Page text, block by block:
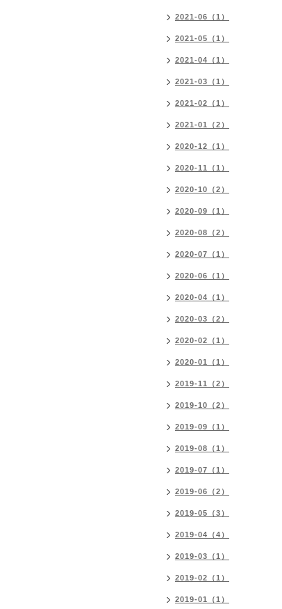
2021-06（1）
2021-05（1）
2021-04（1）
2021-03（1）
2021-02（1）
2021-01（2）
2020-12（1）
2020-11（1）
2020-10（2）
2020-09（1）
2020-08（2）
2020-07（1）
2020-06（1）
2020-04（1）
2020-03（2）
2020-02（1）
2020-01（1）
2019-11（2）
2019-10（2）
2019-09（1）
2019-08（1）
2019-07（1）
2019-06（2）
2019-05（3）
2019-04（4）
2019-03（1）
2019-02（1）
2019-01（1）